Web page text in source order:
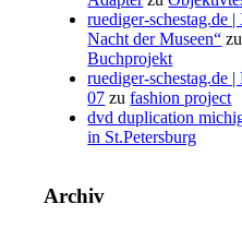
ruediger-schestag.de
Nacht der Museen“
Buchprojekt
ruediger-schestag.de
07 zufashion project
dvd duplication
in St.Petersburg
Archiv